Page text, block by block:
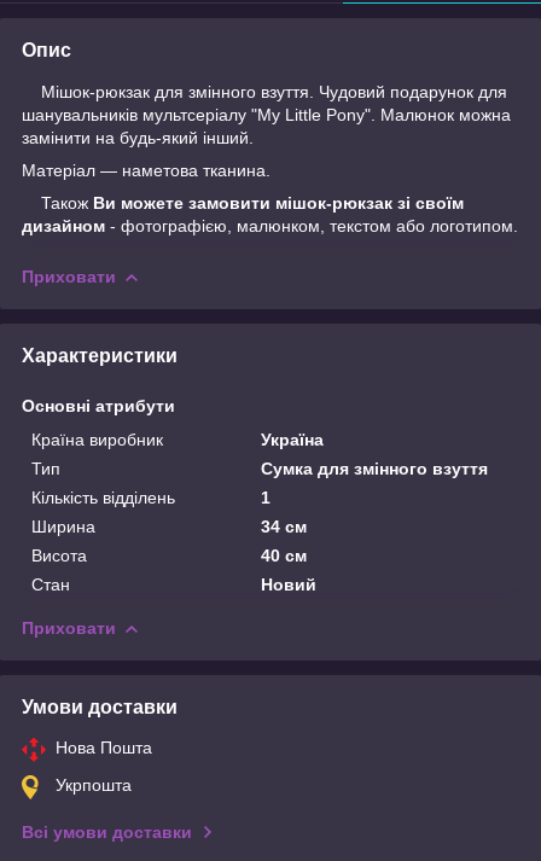
Опис
Мішок-рюкзак для змінного взуття. Чудовий подарунок для
шанувальників мультсеріалу "My Little Pony". Малюнок можна
замінити на будь-який інший.
Матеріал — наметова тканина.
Також Ви можете замовити мішок-рюкзак зі своїм
дизайном - фотографією, малюнком, текстом або логотипом.
Приховати
Характеристики
Основні атрибути
Країна виробник
Україна
Тип
Сумка для змінного взуття
Кількість відділень
1
Ширина
34 см
Висота
40 см
Стан
Новий
Приховати
Умови доставки
Нова Пошта
Укрпошта
Всі умови доставки